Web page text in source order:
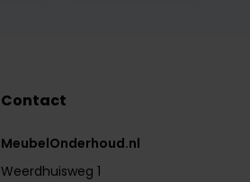
Contact
MeubelOnderhoud.nl
Weerdhuisweg 1